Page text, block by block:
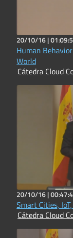
20/10/16 |
Human
World
Cátedra Cloud
20/10/16 |
Smart Cities,
Cátedra Cloud